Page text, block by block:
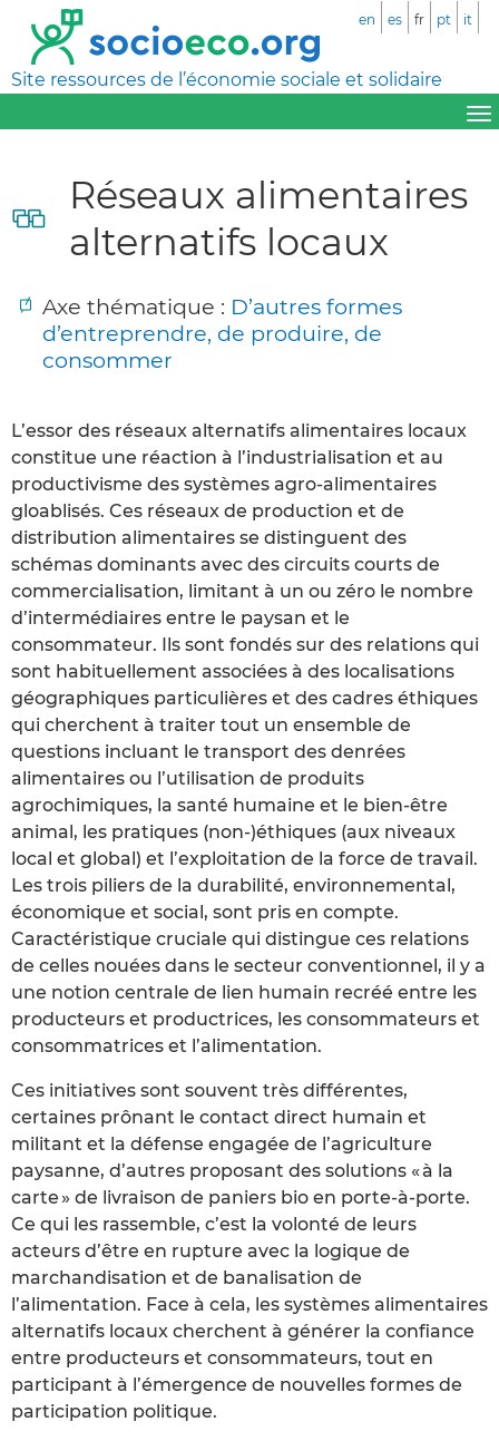
Site ressources de l’économie sociale et solidaire
en es fr pt it
Réseaux alimentaires
alternatifs locaux
Axe thématique : D’autres formes
d’entreprendre, de produire, de
consommer
L’essor des réseaux alternatifs alimentaires locaux
constitue une réaction à l’industrialisation et au
productivisme des systèmes agro-alimentaires
gloablisés. Ces réseaux de production et de
distribution alimentaires se distinguent des
schémas dominants avec des circuits courts de
commercialisation, limitant à un ou zéro le nombre
d’intermédiaires entre le paysan et le
consommateur. Ils sont fondés sur des relations qui
sont habituellement associées à des localisations
géographiques particulières et des cadres éthiques
qui cherchent à traiter tout un ensemble de
questions incluant le transport des denrées
alimentaires ou l’utilisation de produits
agrochimiques, la santé humaine et le bien-être
animal, les pratiques (non-)éthiques (aux niveaux
local et global) et l’exploitation de la force de travail.
Les trois piliers de la durabilité, environnemental,
économique et social, sont pris en compte.
Caractéristique cruciale qui distingue ces relations
de celles nouées dans le secteur conventionnel, il y a
une notion centrale de lien humain recréé entre les
producteurs et productrices, les consommateurs et
consommatrices et l’alimentation.
Ces initiatives sont souvent très différentes,
certaines prônant le contact direct humain et
militant et la défense engagée de l’agriculture
paysanne, d’autres proposant des solutions « à la
carte » de livraison de paniers bio en porte-à-porte.
Ce qui les rassemble, c’est la volonté de leurs
acteurs d’être en rupture avec la logique de
marchandisation et de banalisation de
l’alimentation. Face à cela, les systèmes alimentaires
alternatifs locaux cherchent à générer la confiance
entre producteurs et consommateurs, tout en
participant à l’émergence de nouvelles formes de
participation politique.